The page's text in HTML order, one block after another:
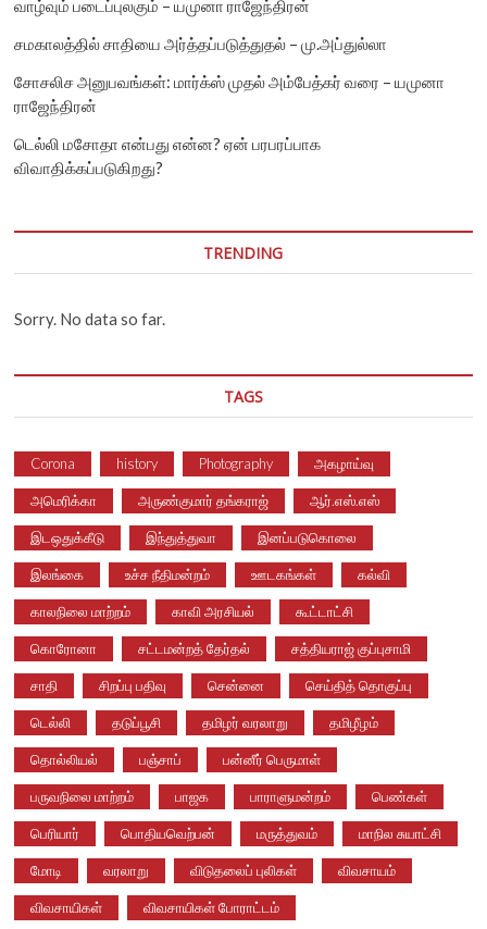
வாழ்வும் படைப்புலகும் – யமுனா ராஜேந்திரன்
சமகாலத்தில் சாதியை அர்த்தப்படுத்துதல் – மு.அப்துல்லா
சோசலிச அனுபவங்கள்: மார்க்ஸ் முதல் அம்பேத்கர் வரை – யமுனா
ராஜேந்திரன்
டெல்லி மசோதா என்பது என்ன? ஏன் பரபரப்பாக
விவாதிக்கப்படுகிறது?
TRENDING
Sorry. No data so far.
TAGS
Corona history Photography அகழாய்வு
அமெரிக்கா அருண்குமார் தங்கராஜ் ஆர்.எஸ்.எஸ்
இடஒதுக்கீடு இந்துத்துவா இனப்படுகொலை
இலங்கை உச்ச நீதிமன்றம் ஊடகங்கள் கல்வி
காலநிலை மாற்றம் காவி அரசியல் கூட்டாட்சி
கொரோனா சட்டமன்றத் தேர்தல் சத்தியராஜ் குப்புசாமி
சாதி சிறப்பு பதிவு சென்னை செய்தித் தொகுப்பு
டெல்லி தடுப்பூசி தமிழர் வரலாறு தமிழீழம்
தொல்லியல் பஞ்சாப் பன்னீர் பெருமாள்
பருவநிலை மாற்றம் பாஜக பாராளுமன்றம் பெண்கள்
பெரியார் பொதியவெற்பன் மருத்துவம் மாநில சுயாட்சி
மோடி வரலாறு விடுதலைப் புலிகள் விவசாயம்
விவசாயிகள் விவசாயிகள் போராட்டம்